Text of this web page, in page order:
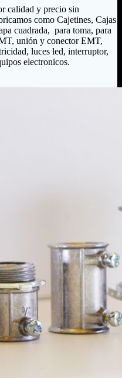
calidad y precio sin
como Cajetines, Cajas
cuadrada, para toma, para
unión y conector EMT,
luces led, interruptor,
electronicos.